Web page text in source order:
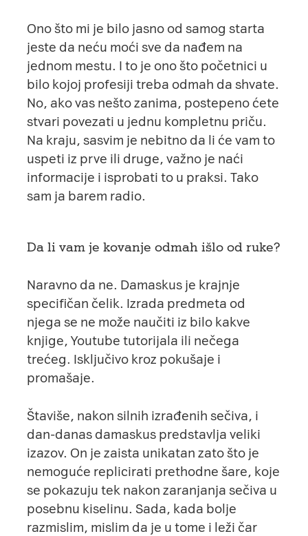
Ono što mi je bilo jasno od samog starta
jeste da neću moći sve da nađem na
jednom mestu. I to je ono što početnici u
bilo kojoj profesiji treba odmah da shvate.
No, ako vas nešto zanima, postepeno ćete
stvari povezati u jednu kompletnu priču.
Na kraju, sasvim je nebitno da li će vam to
uspeti iz prve ili druge, važno je naći
informacije i isprobati to u praksi. Tako
sam ja barem radio.
Da li vam je kovanje odmah išlo od ruke?
Naravno da ne. Damaskus je krajnje
specifičan čelik. Izrada predmeta od
njega se ne može naučiti iz bilo kakve
knjige,Youtube tutorijala ili nečega
trećeg. Isključivo kroz pokušaje i
promašaje.
Štaviše, nakon silnih izrađenih sečiva, i
dan-danas damaskus predstavlja veliki
izazov. On je zaista unikatan zato što je
nemoguće replicirati prethodne šare, koje
se pokazuju tek nakon zaranjanja sečiva u
posebnu kiselinu. Sada, kada bolje
razmislim, mislim da je u tome i leži čar